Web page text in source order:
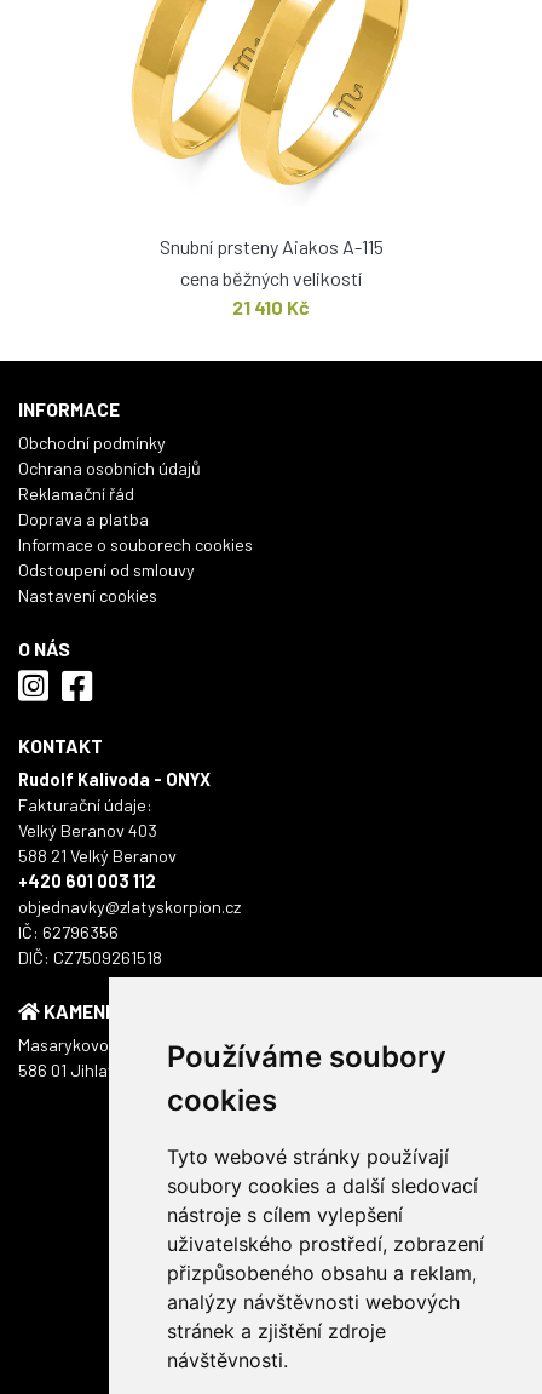
Používáme soubory
cookies
Tyto webové stránky používají
soubory cookies a další sledovací
nástroje s cílem vylepšení
uživatelského prostředí, zobrazení
přizpůsobeného obsahu a reklam,
analýzy návštěvnosti webových
stránek a zjištění zdroje
návštěvnosti.
Snubní prsteny Aiakos A-115
cena běžných velikostí
21 410 Kč
INFORMACE
Obchodní podmínky
Ochrana osobních údajů
Reklamační řád
Doprava a platba
Informace o souborech cookies
Odstoupení od smlouvy
Nastavení cookies
O NÁS
KONTAKT
Rudolf Kalivoda - ONYX
Fakturační údaje:
Velký Beranov 403
588 21 Velký Beranov
+420 601 003 112
objednavky@zlatyskorpion.cz
IČ: 62796356
DIČ: CZ7509261518
KAMENNÁ PRODEJNA
Masarykovo náměstí 1217/51
586 01 Jihlava